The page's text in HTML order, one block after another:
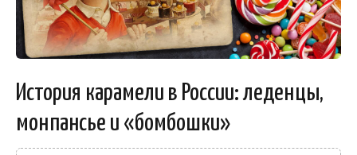
История карамели в России: леденцы,
монпансье и «бомбошки»